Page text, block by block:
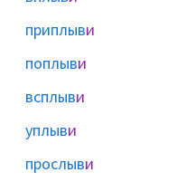
приплыви
поплыви
всплыви
уплыви
прослыви